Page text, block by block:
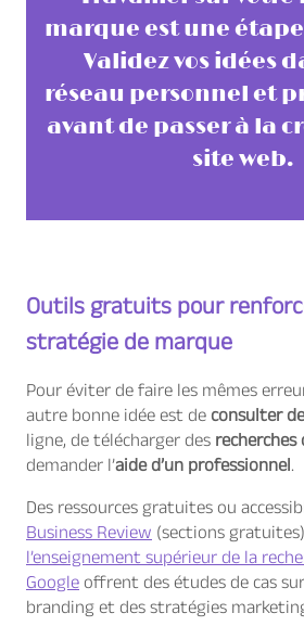
marque est une
Validez vos idées
réseau personnel et
avant de passer à la
site web.
Outils gratuits pour
stratégie de marque
Pour éviter de faire les mêmes
autre bonne idée est deconsulter
ligne, de télécharger des
demander l’aide d’un professionnel.
Des ressources gratuites ou
Business Review(sections
l’enseignement supérieur de la
Googleoffrent des études de cas
branding et des stratégies